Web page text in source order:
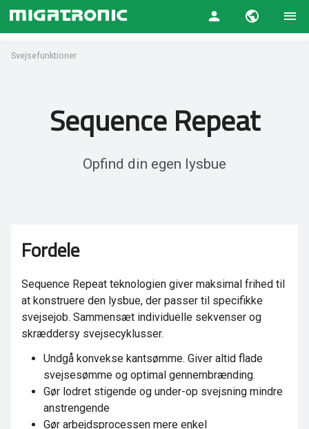
Svejsefunktioner
Sequence Repeat
Opfind din egen lysbue
Fordele
Sequence Repeat teknologien giver maksimal frihed til
at konstruere den lysbue, der passer til specifikke
svejsejob. Sammensæt individuelle sekvenser og
skræddersy svejsecyklusser.
Undgå konvekse kantsømme. Giver altid flade
svejsesømme og optimal gennembrænding.
Gør lodret stigende og under-op svejsning mindre
anstrengende
Gør arbejdsprocessen mere enkel